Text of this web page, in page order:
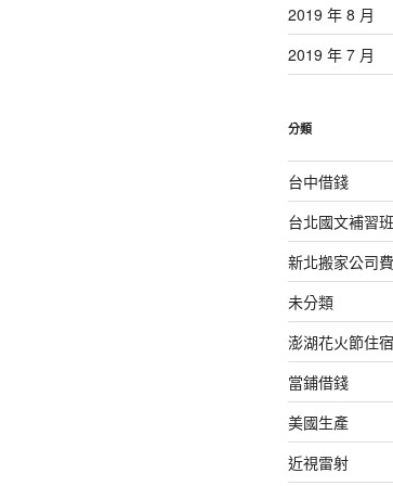
2019 年 8 月
2019 年 7 月
分類
台中借錢
台北國文補習班
新北搬家公司
未分類
澎湖花火節住
當鋪借錢
美國生產
近視雷射